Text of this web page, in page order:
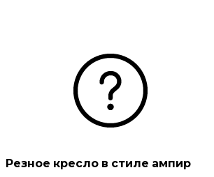
Резное кресло в стиле ампир